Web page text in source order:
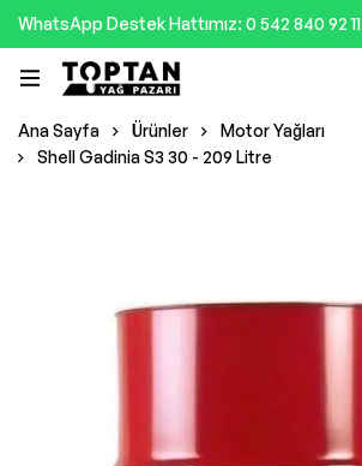
WhatsApp Destek Hattımız: 0 542 840 92 11
Ana Sayfa Ürünler
Motor Yağları
Shell Gadinia S3 30 - 209 Litre